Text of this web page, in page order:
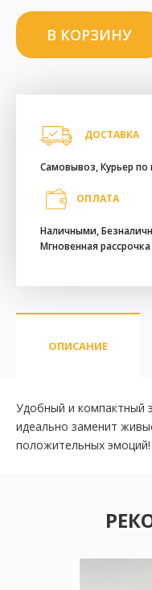
ДОСТАВКА
Самовывоз, Курьер по
ОПЛАТА
Наличными,
Мгновенная рассрочка
ОПИСАНИЕ
Удобный и компактный
идеально заменит
положительных эмоций!